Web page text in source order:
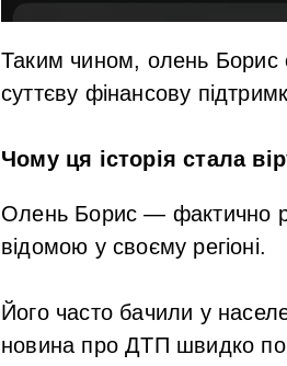
Таким чином, олень Борис
суттєву фінансову
Чому ця історія стала
Олень Борис — фактично
відомою у своєму регіоні.
Його часто бачили у
новина про ДТП швидко